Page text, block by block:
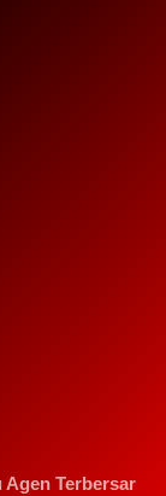
Agen Terbersar